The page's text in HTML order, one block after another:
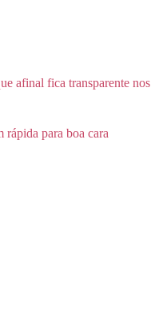
afinal fica transparente